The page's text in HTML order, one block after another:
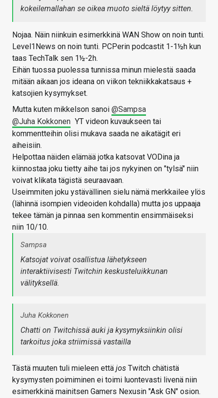
kokeilemallahan se oikea muoto sieltä löytyy sitten.
Nojaa. Näin niinkuin esimerkkinä WAN Show on noin tunti.
Level1News on noin tunti. PCPerin podcastit 1-1½h kun
taas TechTalk sen 1½-2h.
Eihän tuossa puolessa tunnissa minun mielestä saada
mitään aikaan jos ideana on viikon tekniikkakatsaus +
katsojien kysymykset.
Mutta kuten mikkelson sanoi @Sampsa
@Juha Kokkonen YT videon kuvaukseen tai
kommentteihin olisi mukava saada ne aikatägit eri
aiheisiin.
Helpottaa näiden elämää jotka katsovat VODina ja
kiinnostaa joku tietty aihe tai jos nykyinen on "tylsä" niin
voivat klikata tägistä seuraavaan.
Useimmiten joku ystävällinen sielu nämä merkkailee ylös
(lähinnä isompien videoiden kohdalla) mutta jos uppaaja
tekee tämän ja pinnaa sen kommentin ensimmäiseksi
niin 10/10.
Sampsa
Katsojat voivat osallistua lähetykseen
interaktiivisesti Twitchin keskusteluikkunan
välityksellä.
Juha Kokkonen
Chatti on Twitchissä auki ja kysymyksiinkin olisi
tarkoitus joka striimissä vastailla
Tästä muuten tuli mieleen että jos Twitch chätistä
kysymysten poimiminen ei toimi luontevasti livenä niin
esimerkkinä mainitsen Gamers Nexusin "Ask GN" osion.